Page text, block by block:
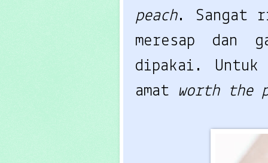
peach. Sangat
meresap dan
dipakai. Untuk
amat worth the